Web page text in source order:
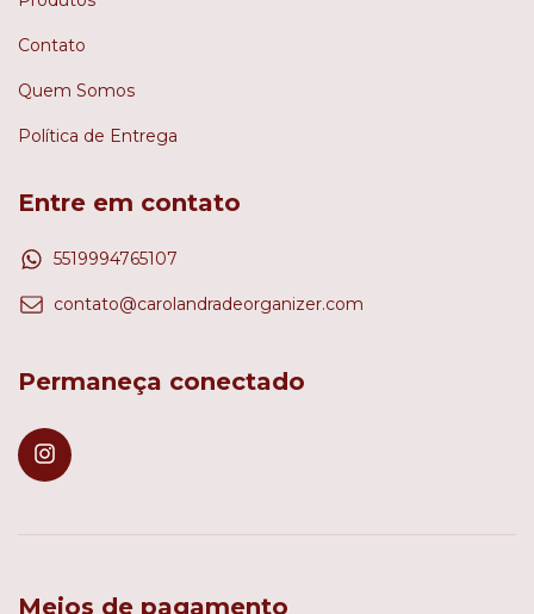
Contato
Quem Somos
Política de Entrega
Entre em contato
5519994765107
contato@carolandradeorganizer.com
Permaneça conectado
Meios de pagamento